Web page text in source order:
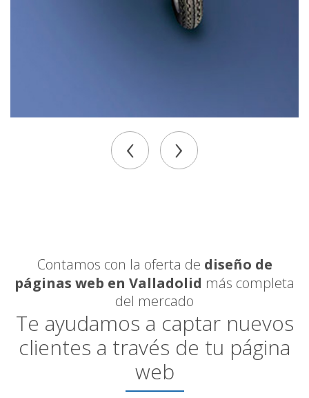
‹ ›
Contamos con la oferta de diseño de
páginas web en Valladolid más completa
del mercado
Te ayudamos a captar nuevos
clientes a través de tu página
web